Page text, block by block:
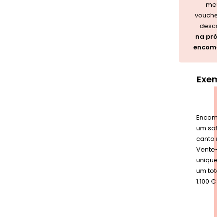
na
um
canto
um
1.100 €